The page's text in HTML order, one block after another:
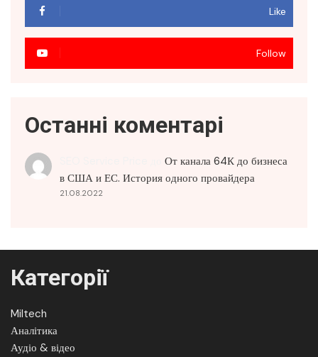
Like
Follow
Останні коментарі
От канала 64К до бизнеса
в США и ЕС. История одного провайдера
21.08.2022
Категорії
Miltech
Аналітика
Аудіо & відео